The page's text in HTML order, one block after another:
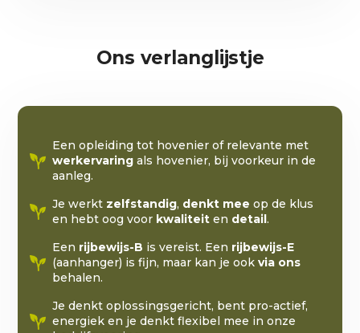
Ons verlanglijstje
Een opleiding tot hovenier of relevante met
werkervaring als hovenier, bij voorkeur in de
aanleg.
Je werkt zelfstandig, denkt mee op de klus
en hebt oog voor kwaliteit en detail.
Een rijbewijs-B is vereist. Een rijbewijs-E
(aanhanger) is fijn, maar kan je ookvia ons
behalen.
Je denkt oplossingsgericht, bent pro-actief,
energiek en je denkt flexibel mee in onze